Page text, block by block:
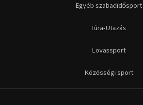
Egyéb szabadidősport
Túra-Utazás
Lovassport
Közösségi sport